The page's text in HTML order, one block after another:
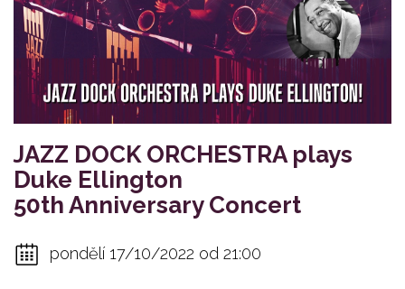
JAZZ DOCK ORCHESTRA plays
Duke Ellington
50th Anniversary Concert
pondělí 17/10/2022 od 21:00